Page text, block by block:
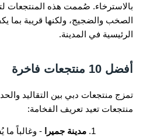
بالاسترخاء. صُممت هذه المنتجعات
الصخب والضجيج، ولكنها قريبة
الرئيسية في المدينة.
أفضل 10 منتجعات فاخرة
تمزج منتجعات دبي بين التقاليد
منتجعات تعيد تعريف الفخامة:
مدينة جميرا
- وغالباً ما